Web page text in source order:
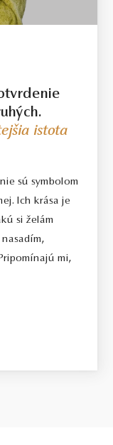
istota
sú symbolom
Ich krása je
si želám
mi,